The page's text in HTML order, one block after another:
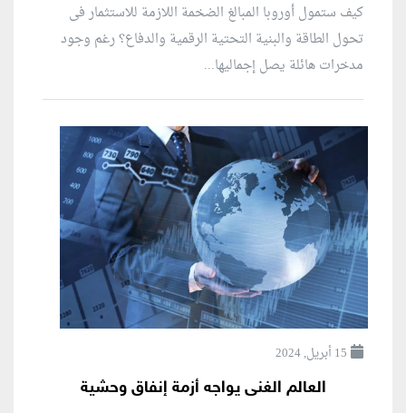
كيف ستمول أوروبا المبالغ الضخمة اللازمة للاستثمار فى
تحول الطاقة والبنية التحتية الرقمية والدفاع؟ رغم وجود
مدخرات هائلة يصل إجماليها...
15 أبريل, 2024
العالم الغنى يواجه أزمة إنفاق وحشية